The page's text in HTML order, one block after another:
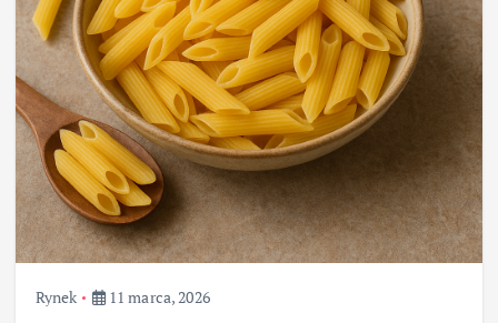
Rynek 11 marca, 2026